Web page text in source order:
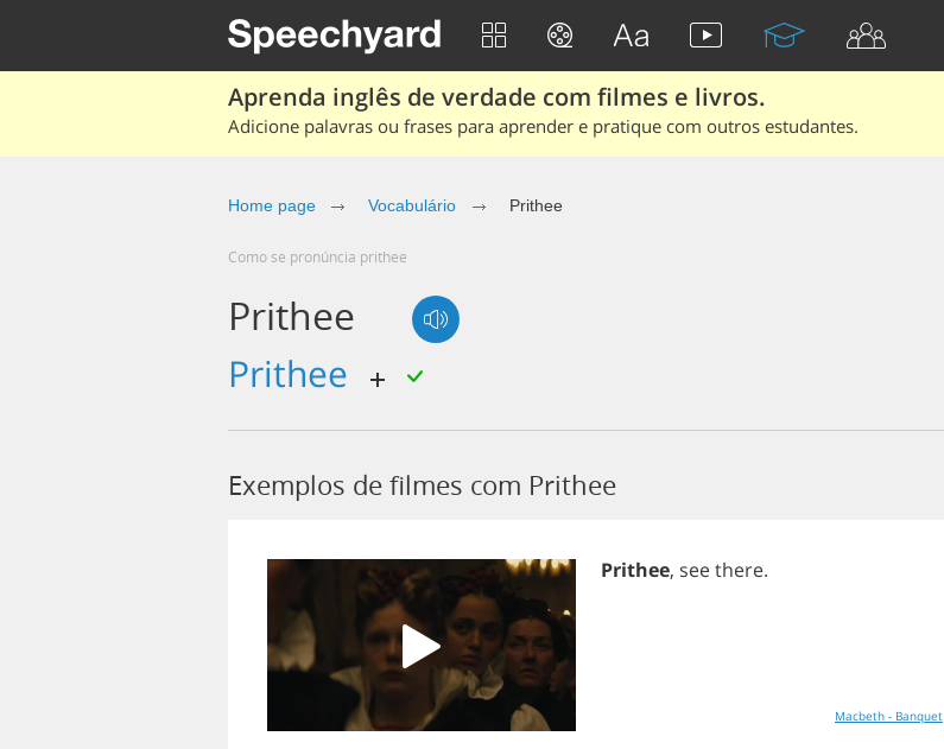
Aprenda inglês de verdade com filmes e livros.
Adicione palavras ou frases para aprender e pratique com outros estudantes.
Home page Vocabulário Prithee
Como se pronúncia prithee
Prithee
prithee
Exemplos de filmes com Prithee
Prithee, seethere.
Macbeth - Banquet